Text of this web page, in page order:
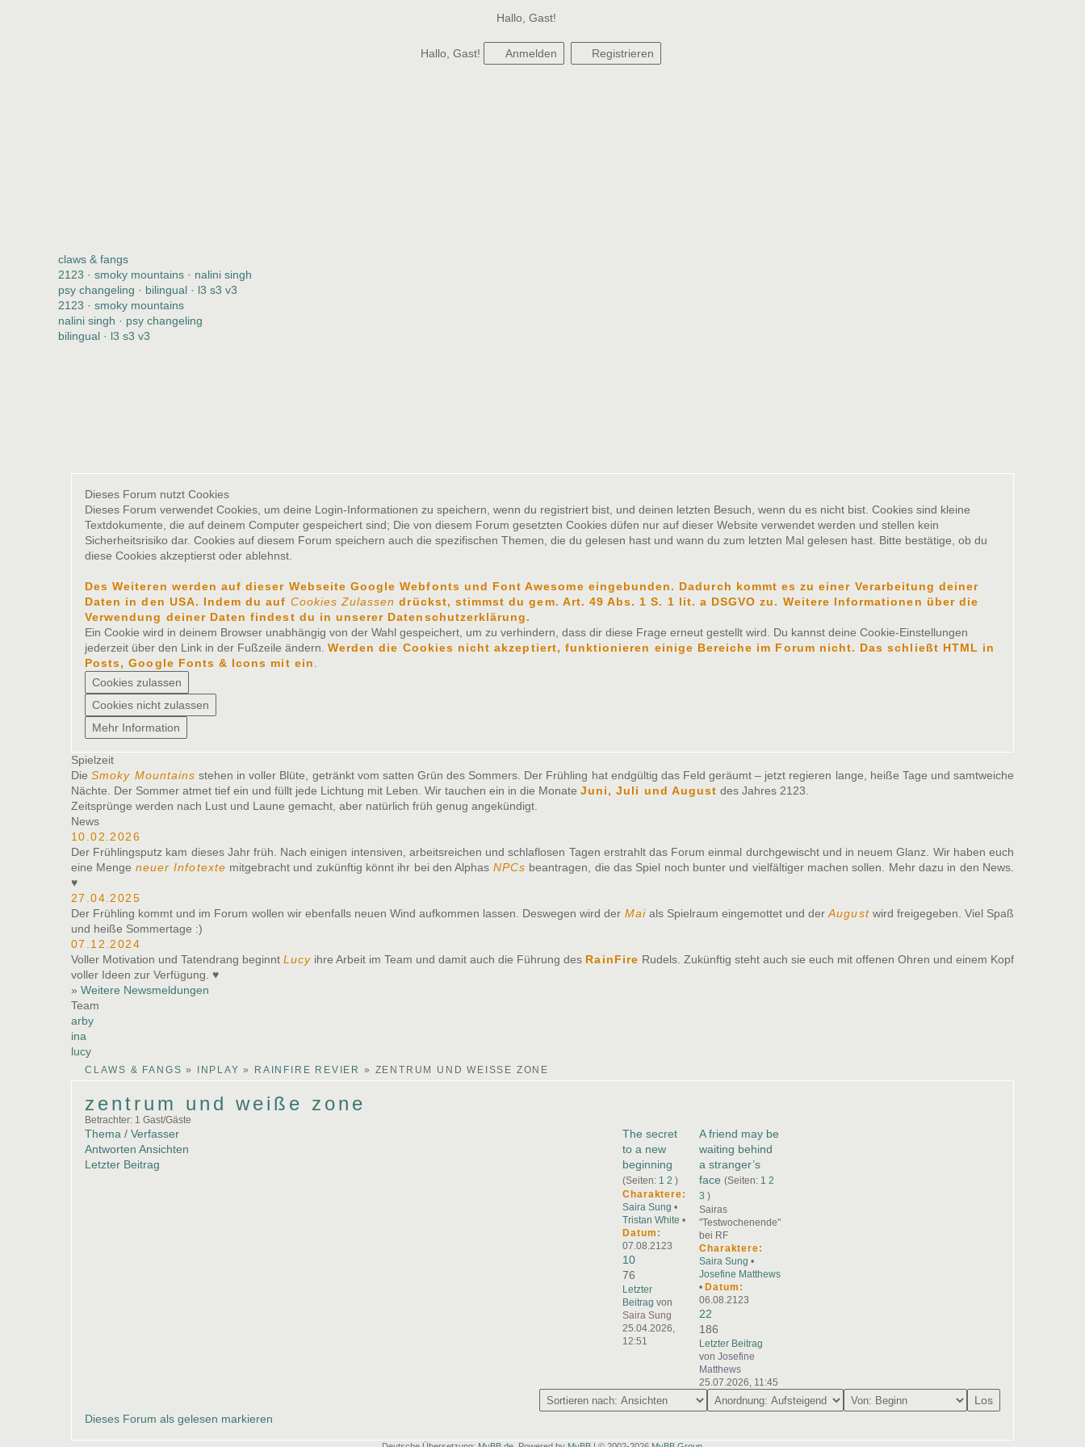
Hallo, Gast!
Hallo, Gast! Anmelden Registrieren
claws & fangs
2123 · smoky mountains · nalini singh
psy changeling · bilingual · l3 s3 v3
2123 · smoky mountains
nalini singh · psy changeling
bilingual · l3 s3 v3
Dieses Forum nutzt Cookies
Dieses Forum verwendet Cookies, um deine Login-Informationen zu speichern, wenn du registriert bist, und deinen letzten Besuch, wenn du es nicht bist. Cookies sind kleine
Textdokumente, die auf deinem Computer gespeichert sind; Die von diesem Forum gesetzten Cookies düfen nur auf dieser Website verwendet werden und stellen kein
Sicherheitsrisiko dar. Cookies auf diesem Forum speichern auch die spezifischen Themen, die du gelesen hast und wann du zum letzten Mal gelesen hast. Bitte bestätige, ob du
diese Cookies akzeptierst oder ablehnst.
Des Weiteren werden auf dieser Webseite Google Webfonts und Font Awesome eingebunden. Dadurch kommt es zu einer Verarbeitung deiner
Daten in den USA. Indem du auf Cookies Zulassen drückst, stimmst du gem. Art. 49 Abs. 1 S. 1 lit. a DSGVO zu. Weitere Informationen über die
Verwendung deiner Daten findest du in unserer Datenschutzerklärung.
Ein Cookie wird in deinem Browser unabhängig von der Wahl gespeichert, um zu verhindern, dass dir diese Frage erneut gestellt wird. Du kannst deine Cookie-Einstellungen
jederzeit über den Link in der Fußzeile ändern. Werden die Cookies nicht akzeptiert, funktionieren einige Bereiche im Forum nicht. Das schließt HTML in
Posts, Google Fonts & Icons mit ein
Spielzeit
DieSmoky Mountains stehen in voller Blüte, getränkt vom satten Grün des Sommers. Der Frühling hat endgültig das Feld geräumt – jetzt regieren lange, heiße Tage und samtweiche
Nächte. Der Sommer atmet tief ein und füllt jede Lichtung mit Leben. Wir tauchen ein in die Monate Juni, Juli und August des Jahres 2123.
Zeitsprünge werden nach Lust und Laune gemacht, aber natürlich früh genug angekündigt.
News
10.02.2026
Der Frühlingsputz kam dieses Jahr früh. Nach einigen intensiven, arbeitsreichen und schlaflosen Tagen erstrahlt das Forum einmal durchgewischt und in neuem Glanz. Wir haben euch
eine Menge neuer Infotexte mitgebracht und zukünftig könnt ihr bei den Alphas NPCs beantragen, die das Spiel noch bunter und vielfältiger machen sollen. Mehr dazu in den News.
♥
27.04.2025
Der Frühling kommt und im Forum wollen wir ebenfalls neuen Wind aufkommen lassen. Deswegen wird der Maials Spielraum eingemottet und derAugustwird freigegeben. Viel Spaß
und heiße Sommertage :)
07.12.2024
Voller Motivation und Tatendrang beginntLucy ihre Arbeit im Team und damit auch die Führung des RainFire Rudels. Zukünftig steht auch sie euch mit offenen Ohren und einem Kopf
voller Ideen zur Verfügung. ♥
» Weitere Newsmeldungen
Team
arby
ina
lucy
CLAWS & FANGS » INPLAY » RAINFIRE REVIER » ZENTRUM UND WEISSE ZONE
zentrum und weiße zone
Betrachter: 1 Gast/Gäste
Thema / Verfasser
Antworten Ansichten
Letzter Beitrag
The secret
to a new
beginning
(Seiten: 1 2 )
Charaktere:
Saira Sung •
Tristan White •
Datum:
07.08.2123
10
76
Letzter
Beitrag von
Saira Sung
25.04.2026,
12:51
A friend may be
waiting behind
a stranger’s
face (Seiten: 1 2
3 )
Sairas
"Testwochenende"
bei RF
Charaktere:
Saira Sung •
Josefine Matthews
• Datum:
06.08.2123
22
186
Letzter Beitrag
von Josefine
Matthews
25.07.2026, 11:45
Los
Dieses Forum als gelesen markieren